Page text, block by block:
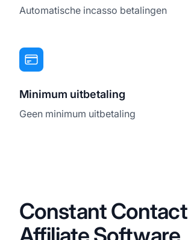
Automatische incasso betalingen
Minimum uitbetaling
Geen minimum uitbetaling
Constant Contact